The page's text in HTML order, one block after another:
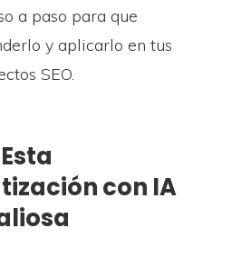
a paso para que
y aplicarlo en tus
SEO.
con IA